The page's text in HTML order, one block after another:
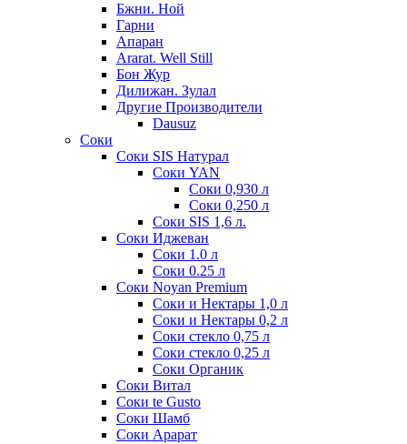
Бжни. Ной
Гарни
Апаран
Ararat. Well Still
Бон Жур
Дилижан. Зулал
Другие Производители
Dausuz
Соки
Соки SIS Натурал
Соки YAN
Соки 0,930 л
Соки 0,250 л
Соки SIS 1,6 л.
Соки Иджеван
Соки 1.0 л
Соки 0.25 л
Соки Noyan Premium
Соки и Нектары 1,0 л
Соки и Нектары 0,2 л
Соки стекло 0,75 л
Соки стекло 0,25 л
Соки Органик
Соки Витал
Соки te Gusto
Соки Шамб
Соки Арарат